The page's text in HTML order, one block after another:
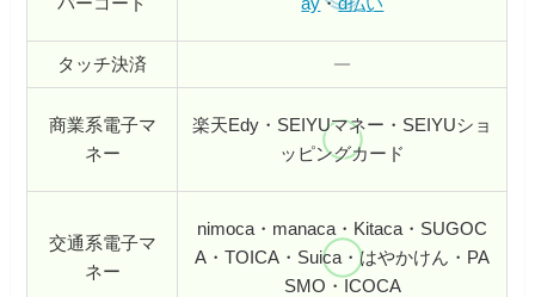
タッチ決済
商業系電子マ
ネー
楽天Edy・ SEIYUマネー・SEIYUショ
ッピングカード
交通系電子マ
ネー
nimoca・manaca・Kitaca・SUGOC
A・TOICA・Suica・はやかけん・PA
SMO・ICOCA